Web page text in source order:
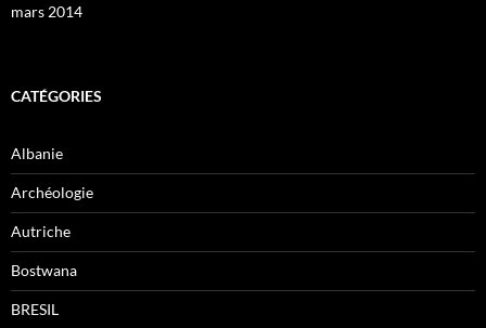
mars 2014
CATÉGORIES
Albanie
Archéologie
Autriche
Bostwana
BRESIL